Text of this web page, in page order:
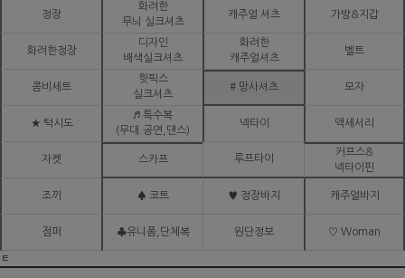
정장
화려한
무늬 실크셔츠
캐주얼 셔츠 가방&지갑
화려한정장
디자인
배색실크셔츠
화려한
캐주얼셔츠
벨트
콤비세트
핫픽스
실크셔츠
# 망사셔츠 모자
★ 턱시도
♬ 특수복
(무대.공연,댄스)
넥타이 액세서리
자켓 스카프 루프타이
커프스&
넥타이핀
조끼 ♠ 코트 ♥ 정장바지 캐주얼바지
점퍼 ♣유니폼,단체복 원단정보 ♡ Woman
ㅌ